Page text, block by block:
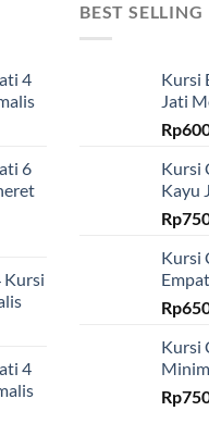
4
6
Kursi
4
BEST SELLING
Kursi
Jati
Rp
Kursi
Kayu
Rp
Kursi
Rp
Kursi
Rp